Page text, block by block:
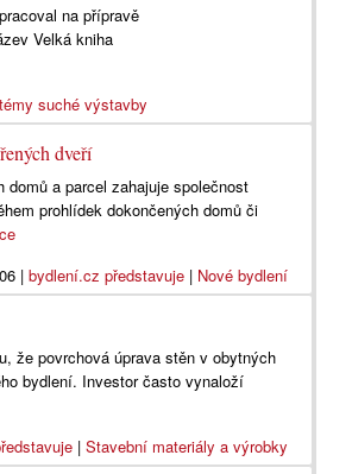
na přípravě
Velká kniha
suché výstavby
dveří
a parcel zahajuje společnost
prohlídek dokončených domů či
| bydlení.cz představuje| Nové bydlení
že povrchová úprava stěn v obytných
bydlení. Investor často vynaloží
| Stavební materiály a výrobky